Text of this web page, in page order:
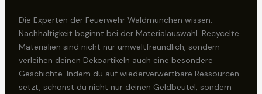
Die Experten der Feuerwehr Waldmünchen wissen:
Nachhaltigkeit beginnt bei der Materialauswahl. Recycelte
Materialien sind nicht nur umweltfreundlich, sondern
verleihen deinen Dekoartikeln auch eine besondere
Geschichte. Indem du auf wiederverwertbare Ressourcen
setzt, schonst du nicht nur deinen Geldbeutel, sondern